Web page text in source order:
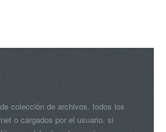
colección de archivos. todos los
o cargados por el usuario. si